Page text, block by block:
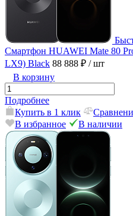
Смартфон HUAWEI Mate 80
LX9) Black 88 888 ₽ / шт
В корзину
Подробнее
Купить в 1 клик
В избранное
В наличии